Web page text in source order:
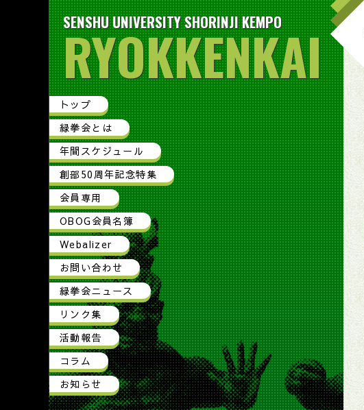
SENSHU UNIVERSITY SHORINJI KEMPO
RYOKKENKAI
トップ
緑拳会とは
年間スケジュール
創部50周年記念特集
会員専用
OBOG会員名簿
Webalizer
お問い合わせ
緑拳会ニュース
リンク集
活動報告
コラム
お知らせ